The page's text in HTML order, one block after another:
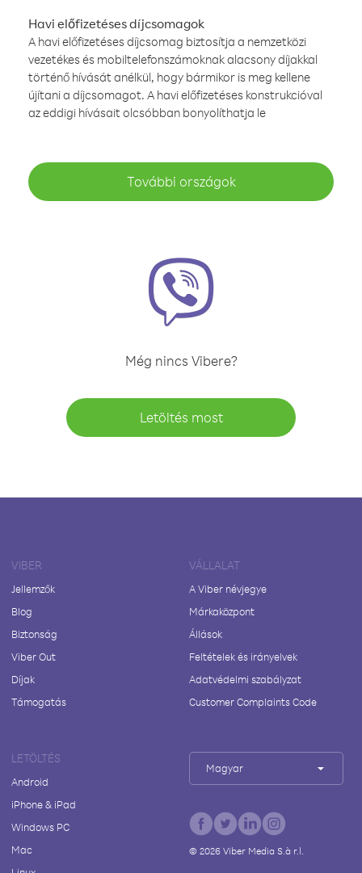
Havi előfizetéses díjcsomagok
A havi előfizetéses díjcsomag biztosítja a nemzetközi
vezetékes és mobiltelefonszámoknak alacsony díjakkal
történő hívását anélkül, hogy bármikor is meg kellene
újítani a díjcsomagot. A havi előfizetéses konstrukcióval
az eddigi hívásait olcsóbban bonyolíthatja le
További országok
Még nincs Vibere?
Letöltés most
VIBER
Jellemzők
Blog
Biztonság
Viber Out
Díjak
Támogatás
VÁLLALAT
A Viber névjegye
Márkaközpont
Állások
Feltételek és irányelvek
Adatvédelmi szabályzat
Customer Complaints Code
LETÖLTÉS
Android
iPhone & iPad
Windows PC
Mac
Magyar
© 2026Viber Media S.à r.l.